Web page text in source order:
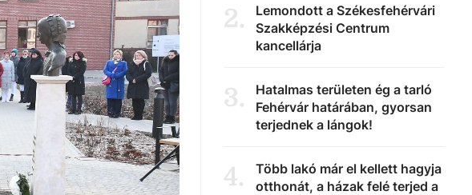
2.
Lemondott a Székesfehérvári
Szakképzési Centrum
kancellárja
3.
Hatalmas területen ég a tarló
Fehérvár határában, gyorsan
terjednek a lángok!
4.
Több lakó már el kellett hagyja
otthonát, a házak felé terjed a